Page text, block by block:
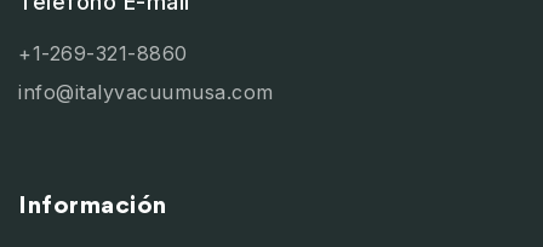
+1-269-321-8860
info@italyvacuumusa.com
Información